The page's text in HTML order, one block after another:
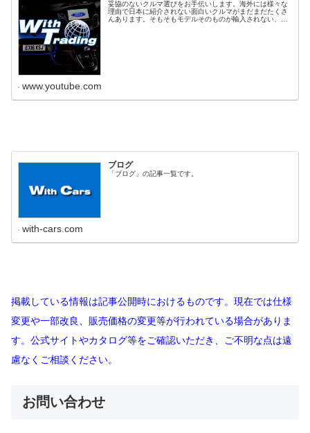
妥協のないクルマ選びをお手伝いします。海外には様々な
理由で日本に紹介されない面白いクルマがまだまだたくさ
んあります。そもそもモデルそのものが輸入されない、輸
www.youtube.com
ブログ
「ブログ」の記事一覧です。
with-cars.com
掲載している情報は記事公開時におけるものです。現在では仕様
変更や一部改良、販売価格の変更等が行われている場合がありま
す。公式サイトやカタログ等をご確認いただき、ご不明な点は遠
慮なくご相談ください。
お問い合わせ